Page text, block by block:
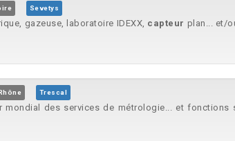
Sevetys
gazeuse, laboratoire IDEXX, capteur plan... et/
Trescal
mondial des services de métrologie... et fonctions